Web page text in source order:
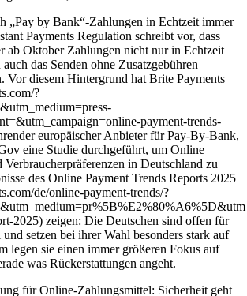
„Pay by Bank“-Zahlungen in Echtzeit immer
Payments Regulation schreibt vor, dass
ab Oktober Zahlungen nicht nur in Echtzeit
das Senden ohne Zusatzgebühren
Vor diesem Hintergrund hat Brite Payments
?
payment-trends-
europäischer Anbieter für Pay-By-Bank,
eine Studie durchgeführt, um Online
Verbraucherpräferenzen in Deutschland zu
des Online Payment Trends Reports 2025
de/online-payment-trends/?
2025) zeigen: Die Deutschen sind offen für
setzen bei ihrer Wahl besonders stark auf
legen sie einen immer größeren Fokus auf
was Rückerstattungen angeht.
für Online-Zahlungsmittel: Sicherheit geht